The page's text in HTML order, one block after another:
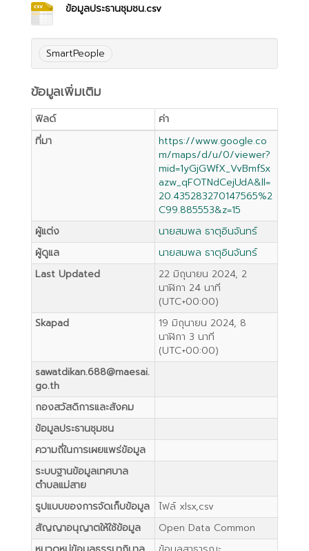
ข้อมูลประธานชุมชน.csv
SmartPeople
ข้อมูลเพิ่มเติม
ฟิลด์
ค่า
ที่มา
https://www.google.co
m/maps/d/u/0/viewer?
mid=1yGjGWfX_VvBmfSx
azw_qFOTNdCejUdA&ll=
20.435283270147565%2
C99.885553&z=15
ผู้แต่ง
นายสมพล ธาตุอินจันทร์
ผู้ดูแล
นายสมพล ธาตุอินจันทร์
Last Updated
22 มิถุนายน 2024, 2
นาฬิกา 24 นาที
(UTC+00:00)
Skapad
19 มิถุนายน 2024, 8
นาฬิกา 3 นาที
(UTC+00:00)
sawatdikan.688@maesai.
go.th
กองสวัสดิการและสังคม
ข้อมูลประธานชุมชน
ความถี่ในการเผยแพร่ข้อมูล
ระบบฐานข้อมูลเทศบาล
ตำบลแม่สาย
รูปแบบของการจัดเก็บข้อมูล
ไฟล์ xlsx,csv
สัญญาอนุญาตให้ใช้ข้อมูล
Open Data Common